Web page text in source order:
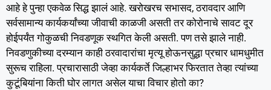
आहे हे पुन्हा एकवेळ सिद्ध झालं आहे. खरोखरच सभासद, ठरावदार आणि
सर्वसामान्य कार्यकर्यांच्या जीवाची काळजी असती तर कोरोनाचे सावट दूर
होईपर्यंत गोकुळची निवडणूक स्थगित केली असती. पण तसे झाले नाही.
निवडणुकीच्या दरम्यान काही ठरवादारांचा मृत्यू होऊनसुद्धा प्रचार धामधुमीत
सुरूच राहिला. प्रचारासाठी जेव्हा कार्यकर्ते जिल्हाभर फिरतात तेव्हा त्यांच्या
कुटूंबियांना किती घोर लागत असेल याचा विचार होतो का?